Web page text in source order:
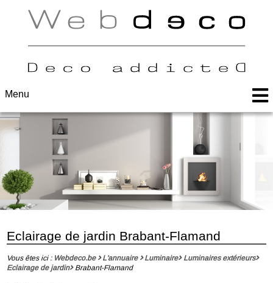
Menu
Eclairage de jardin Brabant-Flamand
Vous êtes ici : Webdeco.be L'annuaire Luminaire
Luminaires extérieurs
Eclairage de jardin
Brabant-Flamand